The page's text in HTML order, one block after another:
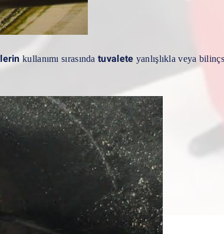
kullanımı sırasındatuvalete yanlışlıkla veya